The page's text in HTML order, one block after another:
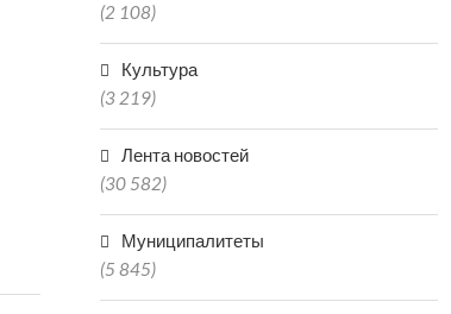
(2 108)
Культура
(3 219)
Лента новостей
(30 582)
Муниципалитеты
(5 845)